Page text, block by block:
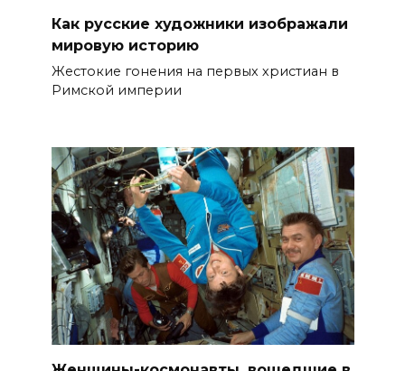
Как русские художники изображали
мировую историю
Жестокие гонения на первых христиан в
Римской империи